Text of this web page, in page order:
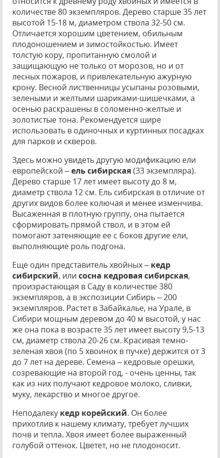
количестве 80 экземпляров. Дерево старше 35 лет
высотой 15-18 м, диаметром ствола 32-50 см.
Отличается хорошим цветением, обильным
плодоношением и зимостойкостью. Имеет
толстую кору, пропитанную смолой и
защищающую не только от морозов, но и от
лесных пожаров, и привлекательную ажурную
крону. Весной лиственницы усыпаны розовыми,
зелеными и желтыми шариками-шишечками, а
осенью раскрашены в соломенно-желтые и
золотистые тона. Рекомендуется шире
использовать в одиночных и куртинных посадках
для парков и скверов.
Здесь можно увидеть другую модификацию ели
европейской –ель сибирская(33 экземпляра).
Дерево старше 17 лет имеет высоту до 8 м,
диаметр ствола 12 см. Ель сибирская в отличие от
других видов более колючая и менее изменчива.
Высаженная в плотную группу, она пытается
сформировать прямой ствол, и в этом ей
помогают затеняющие ее с боков другие ели,
выполняющие роль подгона.
Еще один представитель хвойных – кедр
сибирский, или сосна кедровая сибирская,
произрастающая в Саду в количестве 380
экземпляров, а в экспозиции Сибирь – 200
экземпляров. Растет в Забайкалье, на Урале, в
Сибири мощным деревом до 40 м высотой, у нас
же она пока в возрасте 35 лет имеет высоту 9,5-13
см, диаметр ствола 20-26 см. Красивая темно-
зеленая хвоя (по 5 хвоинок в пучке) держится от 3
до 7 лет на дереве. Семена – кедровые орешки,
созревающие на второй год, - очень ценны, так
как из них получают кедровое молоко, сливки,
муку, лекарство и многое другое.
Неподалеку кедр корейский. Он более
прихотлив к нашему климату, требует лучших
почв и тепла. Хвоя имеет более выраженный
голубой оттенок. Цветет, но не плодоносит.